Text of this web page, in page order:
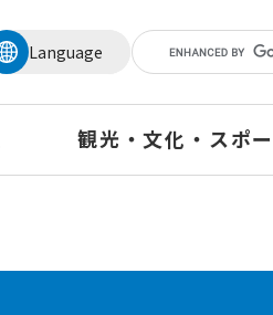
Language
観光・文化・スポ